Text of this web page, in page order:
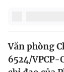
Thế giới
Văn phòng
6524/VPCP-